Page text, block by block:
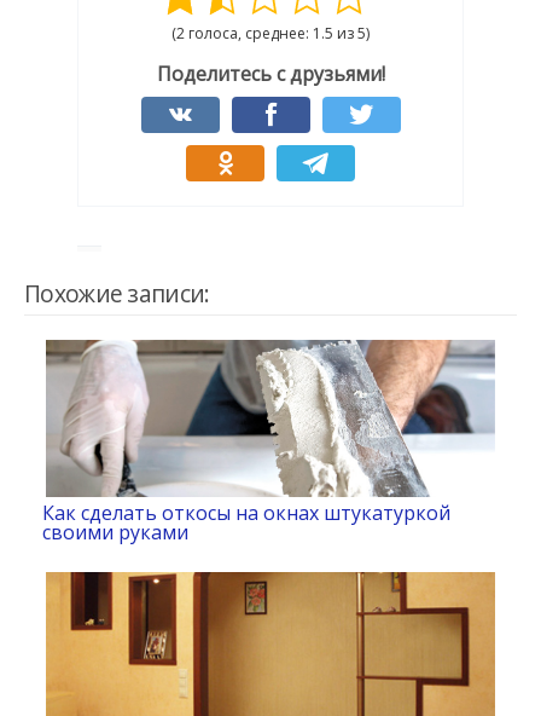
(2 голоса, среднее: 1.5 из 5)
Поделитесь с друзьями!
Похожие записи:
Как сделать откосы на окнах штукатуркой
своими руками